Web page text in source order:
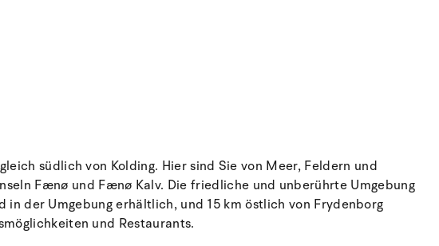
südlich von Kolding. Hier sind Sie von Meer, Feldern und
Fænø und Fænø Kalv. Die friedliche und unberührte Umgebung
der Umgebung erhältlich, und 15 km östlich von Frydenborg
und Restaurants.